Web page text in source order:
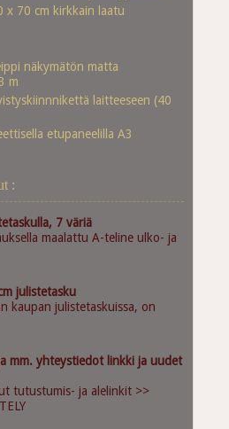
x 70 cm kirkkain laatu
näkymätön matta
m
laitteeseen (40
etupaneelilla A3
:
7 väriä
maalattu A-teline ulko- ja
julistetasku
kaupan julistetaskuissa, on
mm. yhteystiedot linkki ja uudet
tutustumis- ja alelinkit >>